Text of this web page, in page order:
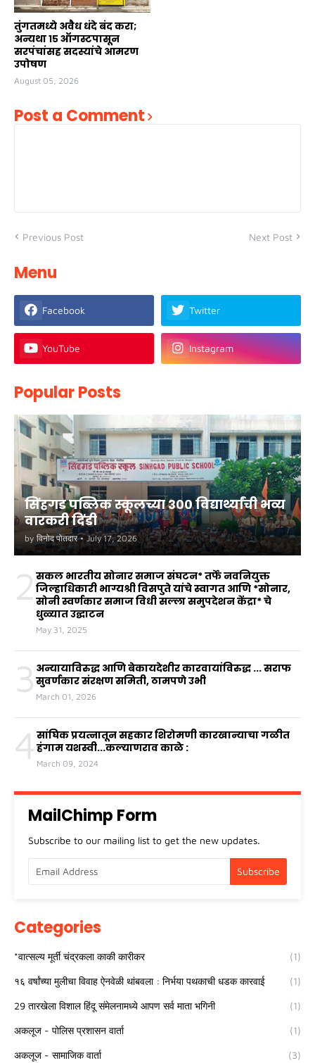
तुंगतमध्ये अवैध धंदे बंद करा;
अन्यथा १५ ऑगस्टपासून
सरपंचांसह सदस्यांचे आमरण
उपोषण
August 05, 2026
Post a Comment
Previous Post Next Post
Menu
Facebook Twitter
YouTube Instagram
Popular Posts
सिंहगड पब्लिक स्कूलच्या ३०० विद्यार्थ्यांची भव्य
वारकरी दिंडी
by विनोद पोतदार • July 17, 2026
2 सकल भारतीय सोनार समाज संघटन* तर्फे नवनियुक्त
जिल्हाधिकारी भाग्यश्री विसपुते यांचे स्वागत आणि *सोनार,
सोनी स्वर्णकार समाज विधी सल्ला समुपदेशन केंद्रा* चे
धुळ्यात उद्घाटन
May 31, 2025
3 अन्यायाविरुद्ध आणि बेकायदेशीर कारवायांविरुद्ध ... सराफ
सुवर्णकार संरक्षण समिती, ठामपणे उभी
March 01, 2026
4 सांघिक प्रयत्नातून सहकार शिरोमणी कारखान्याचा गळीत
हंगाम यशस्वी...कल्याणराव काळे :
March 09, 2024
MailChimp Form
Subscribe to our mailing list to get the new updates.
Categories
*वात्सल्य मूर्ती चंद्रकला काकी कारीकर (1)
१६ वर्षांच्या मुलीचा विवाह ऐनवेळी थांबवला : निर्भया पथकाची धडक कारवाई (1)
29 तारखेला विशाल हिंदू संमेलनामध्ये आपण सर्व माता भगिनी (1)
अकलूज - पोलिस प्रशासन वार्ता (1)
अकलूज - सामाजिक वार्ता (3)